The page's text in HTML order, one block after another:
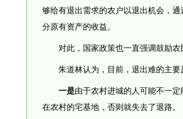
够给有退出需求的农户以退出机会，
分原有资产的收益。
对此，国家政策也一直强调鼓励
朱道林认为，目前，退出难的主要
一是由于农村进城的人可能不一
在农村的宅基地，否则就失去了退路。